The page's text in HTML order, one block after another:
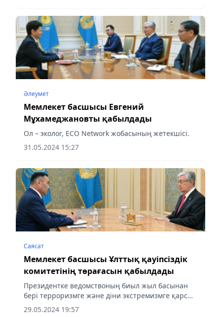
Әлеумет
Мемлекет басшысы Евгений
Мұхамеджановты қабылдады
Ол – эколог, ECO Network жобасының жетекшісі.
31.05.2024 15:27
Саясат
Мемлекет басшысы Ұлттық қауіпсіздік
комитетінің төрағасын қабылдады
Президентке ведомствоның биыл жыл басынан
бері терроризмге және діни экстремизмге қарсы
іс-қимыл жөніндегі жұмысының негізгі
29.05.2024 19:57